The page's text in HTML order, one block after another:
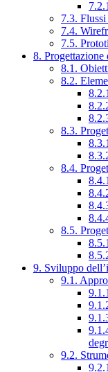
7.3.
7.4.
7.5.
8. Progettazione
8.1.
8.2.
8.3.
8.4.
8.5.
9. Sviluppo
9.1.
9.2.